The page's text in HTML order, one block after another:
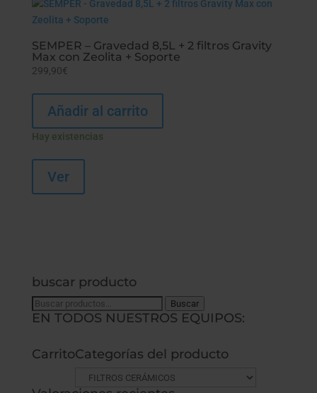
SEMPER – Gravedad 8,5L + 2 filtros Gravity
Max con Zeolita + Soporte
299,90€
Añadir al carrito
Hay existencias
Ver
buscar producto
Buscar
por:
Buscar
EN TODOS NUESTROS EQUIPOS:
CarritoCategorías del producto